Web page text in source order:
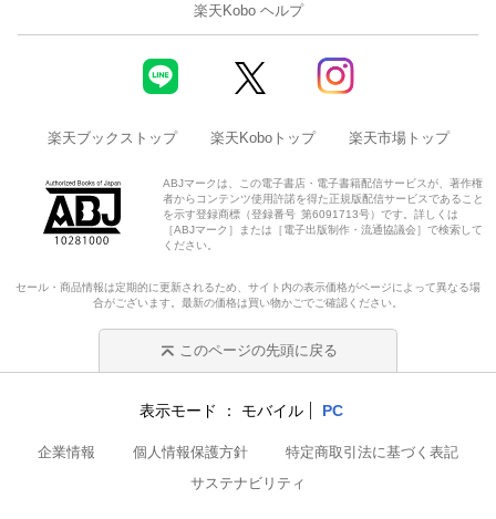
楽天Kobo ヘルプ
楽天ブックストップ 楽天Koboトップ 楽天市場トップ
ABJマークは、この電子書店・電子書籍配信サービスが、著作権
者からコンテンツ使用許諾を得た正規版配信サービスであること
を示す登録商標（登録番号 第6091713号）です。詳しくは
［ABJマーク］または［電子出版制作・流通協議会］で検索して
ください。
セール・商品情報は定期的に更新されるため、サイト内の表示価格がページによって異なる場
合がございます。最新の価格は買い物かごでご確認ください。
このページの先頭に戻る
表示モード モバイル PC
企業情報 個人情報保護方針
特定商取引法に基づく表記
サステナビリティ